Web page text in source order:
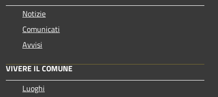
Notizie
Comunicati
Avvisi
VIVERE IL COMUNE
Luoghi